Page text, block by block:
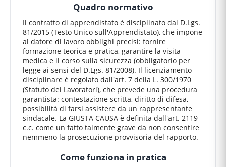
Quadro normativo
Il contratto di apprendistato è disciplinato dal D.Lgs.
81/2015 (Testo Unico sull'Apprendistato), che impone
al datore di lavoro obblighi precisi: fornire
formazione teorica e pratica, garantire la visita
medica e il corso sulla sicurezza (obbligatorio per
legge ai sensi del D.Lgs. 81/2008). Il licenziamento
disciplinare è regolato dall'art. 7 della L. 300/1970
(Statuto dei Lavoratori), che prevede una procedura
garantista: contestazione scritta, diritto di difesa,
possibilità di farsi assistere da un rappresentante
sindacale. La GIUSTA CAUSA è definita dall'art. 2119
c.c. come un fatto talmente grave da non consentire
nemmeno la prosecuzione provvisoria del rapporto.
Come funziona in pratica